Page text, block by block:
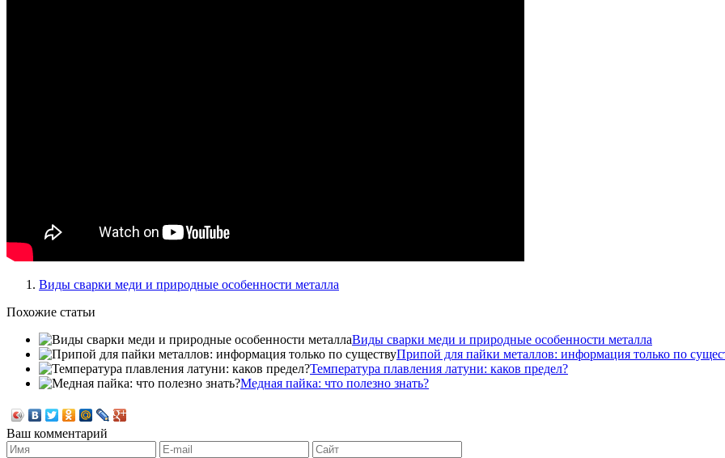
Виды сварки меди и природные особенности металла
Похожие статьи
Виды сварки меди и природные особенности металла
Припой для пайки металлов: информация только по
Температура плавления латуни: каков предел?
Медная пайка: что полезно знать?
Ваш комментарий